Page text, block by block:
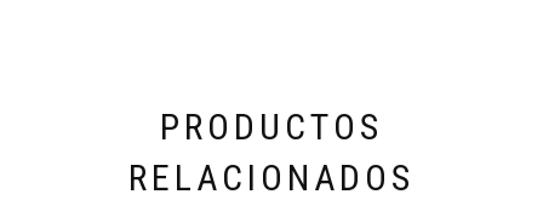
PRODUCTOS
RELACIONADOS